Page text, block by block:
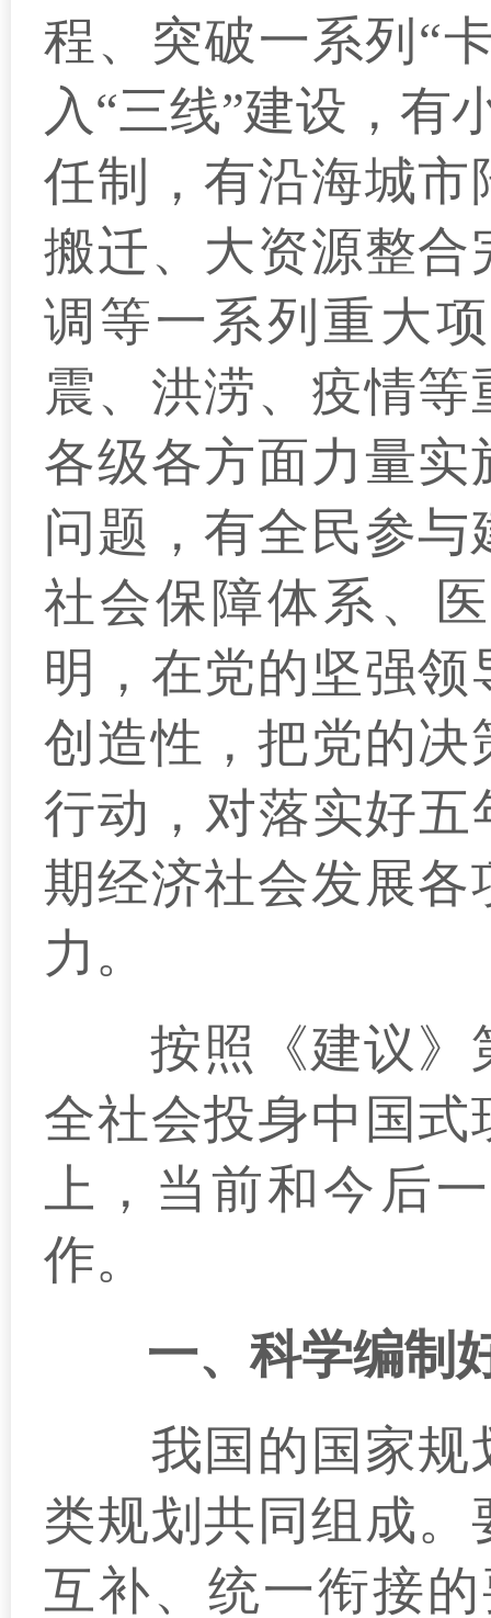
程、突破一系列“
入“三线”建设，有
任制，有沿海城
搬迁、大资源整
调等一系列重大
震、洪涝、疫情
各级各方面力量
问题，有全民参
社会保障体系、
明，在党的坚强
创造性，把党的
行动，对落实好五
期经济社会发展
力。
按照《建议》第
全社会投身中国
上，当前和今后
作。
一、科学编制
我国的国家规
类规划共同组成
互补、统一衔接